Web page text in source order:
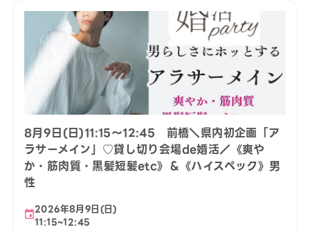
8月9日(日)11:15〜12:45 前橋＼県内初企画「ア
ラサーメイン」♡貸し切り会場de婚活／《爽や
か・筋肉質・黒髪短髪etc》＆《ハイスペック》男
性
2026年8月9日(日)
11:15~12:45